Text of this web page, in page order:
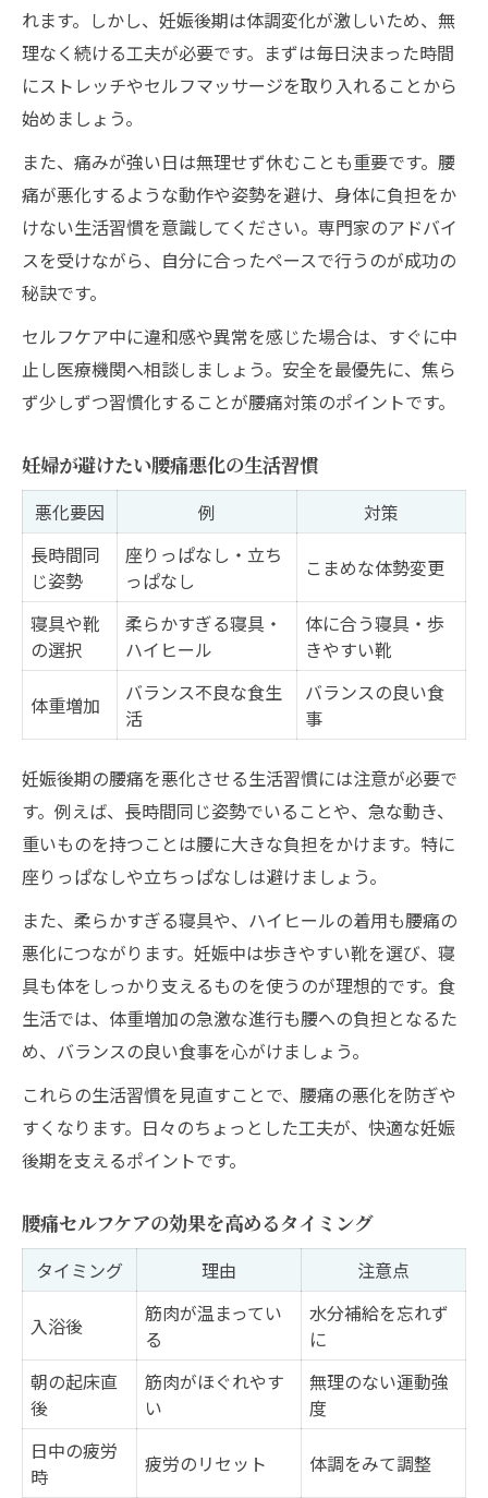
れます。しかし、妊娠後期は体調変化が激しいため、無
理なく続ける工夫が必要です。まずは毎日決まった時間
にストレッチやセルフマッサージを取り入れることから
始めましょう。
また、痛みが強い日は無理せず休むことも重要です。腰
痛が悪化するような動作や姿勢を避け、身体に負担をか
けない生活習慣を意識してください。専門家のアドバイ
スを受けながら、自分に合ったペースで行うのが成功の
秘訣です。
セルフケア中に違和感や異常を感じた場合は、すぐに中
止し医療機関へ相談しましょう。安全を最優先に、焦ら
ず少しずつ習慣化することが腰痛対策のポイントです。
妊婦が避けたい腰痛悪化の生活習慣
悪化要因 例
対策
長時間同
じ姿勢
座りっぱなし・立ち
っぱなし
こまめな体勢変更
寝具や靴
の選択
柔らかすぎる寝具・
ハイヒール
体に合う寝具・歩
きやすい靴
体重増加
バランス不良な食生
活
バランスの良い食
事
妊娠後期の腰痛を悪化させる生活習慣には注意が必要で
す。例えば、長時間同じ姿勢でいることや、急な動き、
重いものを持つことは腰に大きな負担をかけます。特に
座りっぱなしや立ちっぱなしは避けましょう。
また、柔らかすぎる寝具や、ハイヒールの着用も腰痛の
悪化につながります。妊娠中は歩きやすい靴を選び、寝
具も体をしっかり支えるものを使うのが理想的です。食
生活では、体重増加の急激な進行も腰への負担となるた
め、バランスの良い食事を心がけましょう。
これらの生活習慣を見直すことで、腰痛の悪化を防ぎや
すくなります。日々のちょっとした工夫が、快適な妊娠
後期を支えるポイントです。
腰痛セルフケアの効果を高めるタイミング
タイミング 理由 注意点
入浴後
筋肉が温まってい
る
水分補給を忘れず
に
朝の起床直
後
筋肉がほぐれやす
い
無理のない運動強
度
日中の疲労
時
疲労のリセット 体調をみて調整